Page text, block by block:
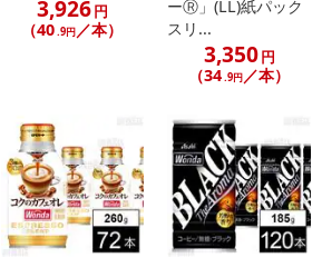
3,926円
（40.9円 ／本）
ーⓇ」(LL)紙パック
スリ...
3,350円
（34.9円 ／本）